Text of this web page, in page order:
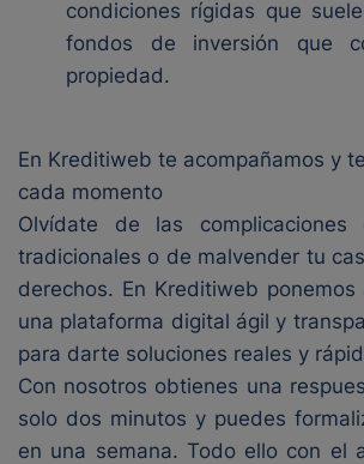
condiciones rígidas que
fondos de inversión que
propiedad.
En Kreditiweb te acompañamos y
cada momento
Olvídate de las
tradicionales o de malvender tu
derechos. En Kreditiweb
una plataforma digital ágil y
para darte soluciones reales y
Con nosotros obtienes una
solo dos minutos y puedes
en una semana. Todo ello con el